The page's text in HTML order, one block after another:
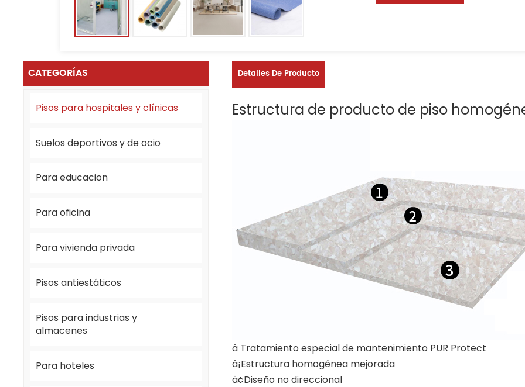
CATEGORÍAS
Pisos para hospitales y clínicas
Suelos deportivos y de ocio
Para educacion
Para oficina
Para vivienda privada
Pisos antiestáticos
Pisos para industrias y
almacenes
Para hoteles
Detalles De Producto
Estructura de producto de piso
â Tratamiento especial de mantenimiento PUR Protect
â¡Estructura homogénea mejorada
â¢Diseño no direccional